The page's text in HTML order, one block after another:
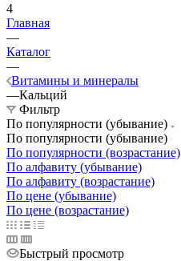
4
Главная
—
Каталог
—
Витамины и минералы
—Кальций
Фильтр
По популярности (убывание)
По популярности (убывание)
По популярности (возрастание)
По алфавиту (убывание)
По алфавиту (возрастание)
По цене (убывание)
По цене (возрастание)
Быстрый просмотр